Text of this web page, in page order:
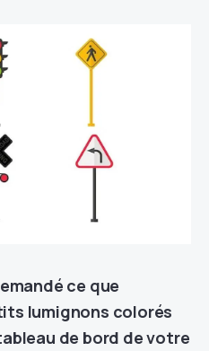
ce que
lumignons colorés
de bord de votre